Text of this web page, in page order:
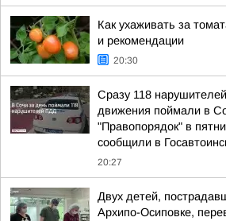
Как ухаживать за
и рекомендации
20:30
Сразу 118
движения поймали в
"Правопорядок" в
сообщили в
20:27
Двух детей,
Архипо-Осиповке,